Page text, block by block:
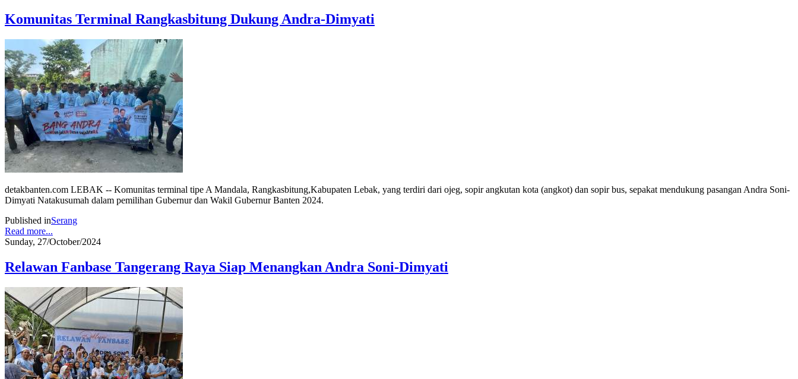
Komunitas Terminal Rangkasbitung Dukung Andra-Dimyati
detakbanten.com LEBAK -- Komunitas terminal tipe A Mandala, Rangkasbitung,Kabupaten Lebak, yang terdiri dari ojeg, sopir angkutan kota (angkot) dan sopir bus, sepakat mendukung pasangan Andra Soni-
Dimyati Natakusumah dalam pemilihan Gubernur dan Wakil Gubernur Banten 2024.
Published inSerang
Read more...
Sunday, 27/October/2024
Relawan Fanbase Tangerang Raya Siap Menangkan Andra Soni-Dimyati